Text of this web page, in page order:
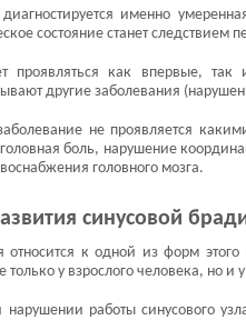
именно
состояние станет следствием
проявляться как впервые, так
другие заболевания
не проявляется
головная боль, нарушение
головного мозга.
синусовой
относится к одной из форм
только у взрослого человека, но и
нарушении работы синусового